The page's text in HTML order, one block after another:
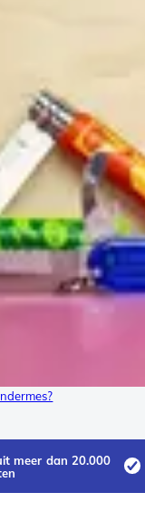
meer dan 20.000